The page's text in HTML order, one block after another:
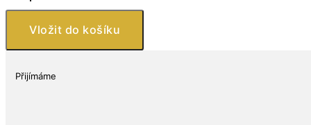
Texas
Centennial
oz
Remember
Vložit do košíku
Přijímáme